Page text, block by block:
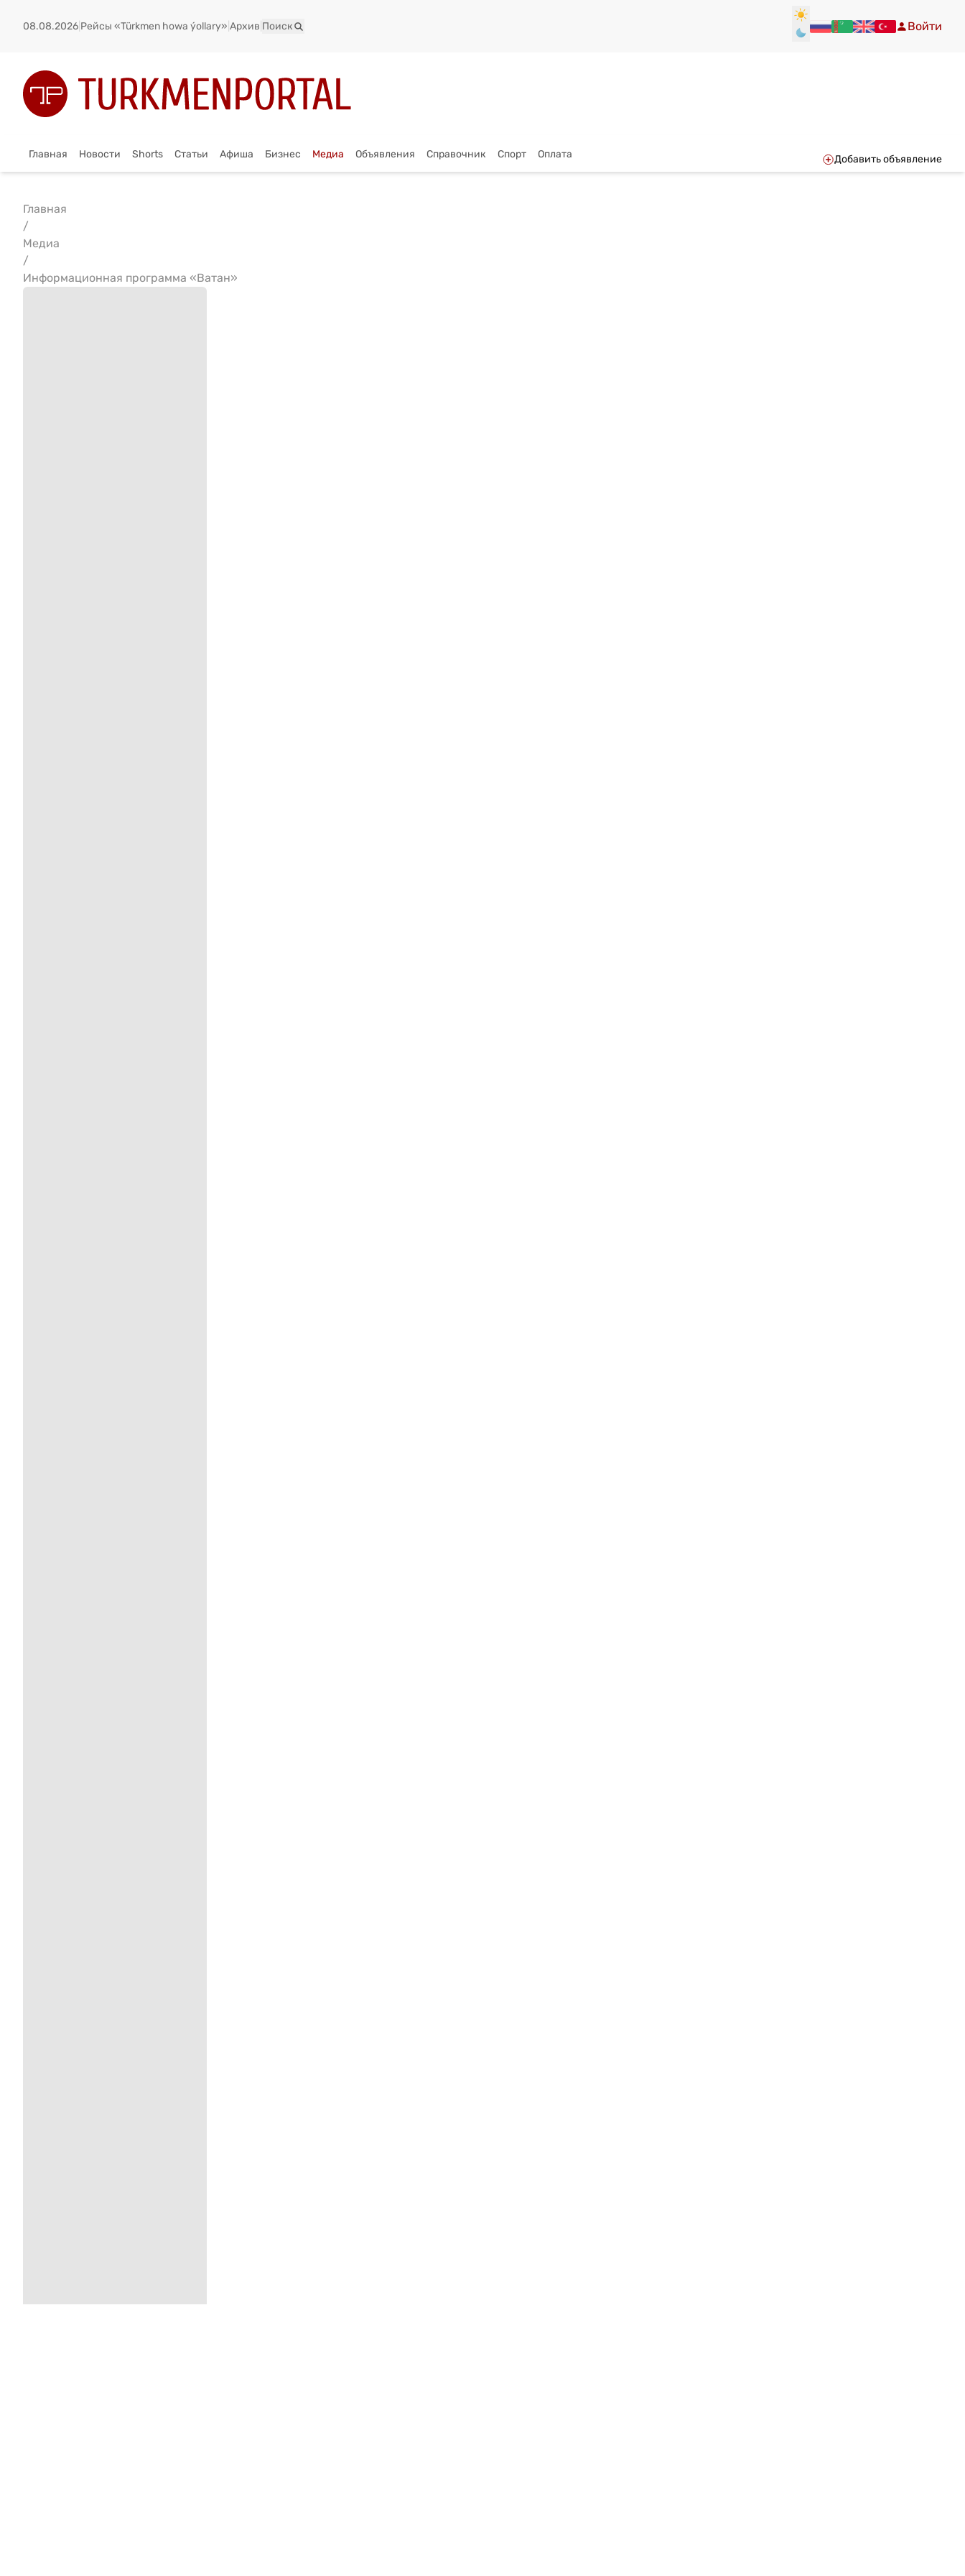
08.08.2026 Рейсы «Türkmen howa ýollary» Архив Поиск Войти
Главная Новости Shorts Статьи Афиша Бизнес Медиа Объявления Справочник Спорт Оплата Добавить объявление
Главная
/
Медиа
/
Информационная программа «Ватан»